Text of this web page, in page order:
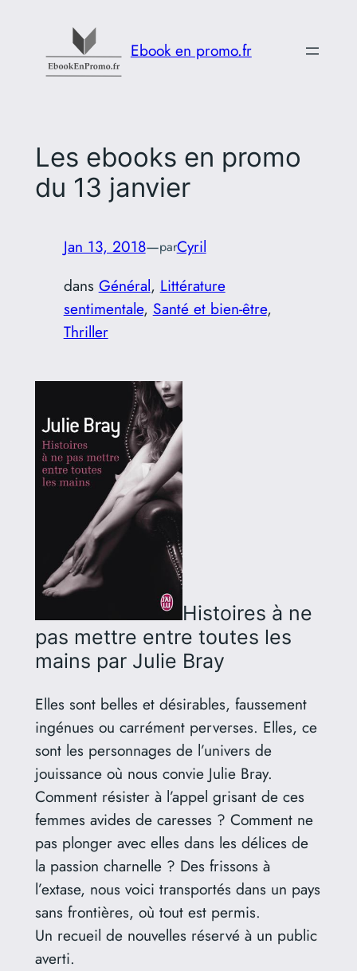
contenu
Ebook en promo.fr
Les ebooks en promo
du 13 janvier
Jan 13, 2018—parCyril
dans Général, Littérature
sentimentale, Santé et bien-être
Thriller
Histoires à ne
pas mettre entre toutes les
mains par Julie Bray
Elles sont belles et désirables, faussement
ingénues ou carrément perverses. Elles, ce
sont les personnages de l’univers de
jouissance où nous convie Julie Bray.
Comment résister à l’appel grisant de ces
femmes avides de caresses ? Comment ne
pas plonger avec elles dans les délices de
la passion charnelle ? Des frissons à
l’extase, nous voici transportés dans un pays
sans frontières, où tout est permis.
Un recueil de nouvelles réservé à un public
averti.